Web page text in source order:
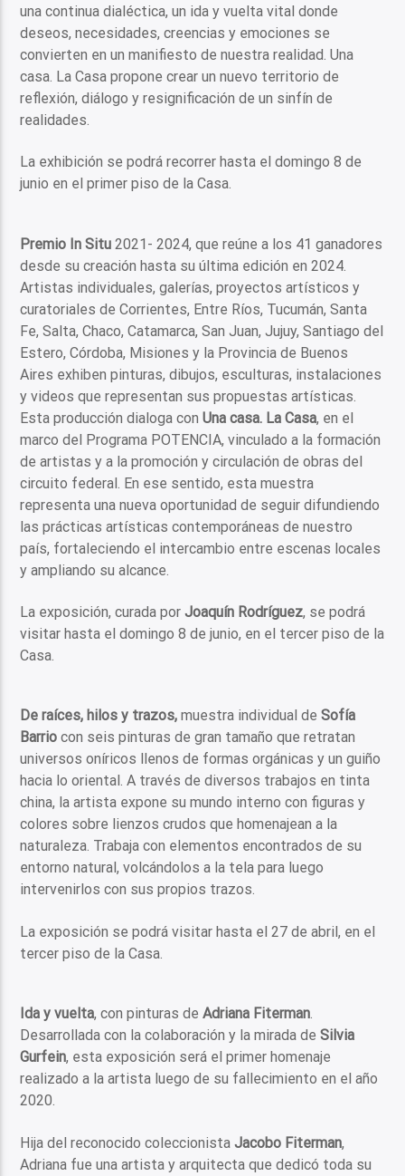
una continua dialéctica, un ida y vuelta vital donde
deseos, necesidades, creencias y emociones se
convierten en un manifiesto de nuestra realidad. Una
casa. La Casa propone crear un nuevo territorio de
reflexión, diálogo y resignificación de un sinfín de
realidades.
La exhibición se podrá recorrer hasta el domingo 8 de
junio en el primer piso de la Casa.
Premio In Situ 2021- 2024, que reúne a los 41 ganadores
desde su creación hasta su última edición en 2024.
Artistas individuales, galerías, proyectos artísticos y
curatoriales de Corrientes, Entre Ríos, Tucumán, Santa
Fe, Salta, Chaco, Catamarca, San Juan, Jujuy, Santiago del
Estero, Córdoba, Misiones y la Provincia de Buenos
Aires exhiben pinturas, dibujos, esculturas, instalaciones
y videos que representan sus propuestas artísticas.
Esta producción dialoga conUna casa. La Casa, en el
marco del Programa POTENCIA, vinculado a la formación
de artistas y a la promoción y circulación de obras del
circuito federal. En ese sentido, esta muestra
representa una nueva oportunidad de seguir difundiendo
las prácticas artísticas contemporáneas de nuestro
país, fortaleciendo el intercambio entre escenas locales
y ampliando su alcance.
La exposición, curada porJoaquín Rodríguez, se podrá
visitar hasta el domingo 8 de junio, en el tercer piso de la
Casa.
De raíces, hilos y trazos, muestra individual deSofía
Barrio con seis pinturas de gran tamaño que retratan
universos oníricos llenos de formas orgánicas y un guiño
hacia lo oriental. A través de diversos trabajos en tinta
china, la artista expone su mundo interno con figuras y
colores sobre lienzos crudos que homenajean a la
naturaleza. Trabaja con elementos encontrados de su
entorno natural, volcándolos a la tela para luego
intervenirlos con sus propios trazos.
La exposición se podrá visitar hasta el 27 de abril, en el
tercer piso de la Casa.
Ida y vuelta, con pinturas deAdriana Fiterman.
Desarrollada con la colaboración y la mirada de Silvia
Gurfein, esta exposición será el primer homenaje
realizado a la artista luego de su fallecimiento en el año
2020.
Hija del reconocido coleccionistaJacobo Fiterman,
Adriana fue una artista y arquitecta que dedicó toda su